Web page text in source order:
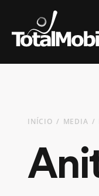
INÍCIO MEDIA